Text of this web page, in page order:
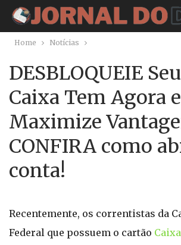
Home Notícias
DESBLOQUEIE
Caixa Tem Agora e
Maximize
CONFIRA como
conta!
Recentemente, os correntistas da
Federal que possuem o cartão